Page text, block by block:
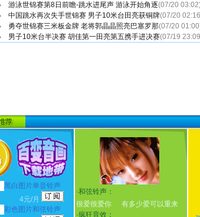
游泳世锦赛第8日前瞻-跳水进尾声 游泳开始角逐(07/20
中国跳水再次失手世锦赛 男子10米台田亮获铜牌(07/20
勇夺世锦赛三米板金牌 老将郭晶晶照亮巴塞罗那(07/20
男子10米台半决赛 胡佳第一田亮第五携手进决赛(07/19
黑白图片单音铃声
4元/月
彩色图片和弦铃声
·和弦铃声：
很爱很爱你
有多少爱可以重来
·疯狂音效：